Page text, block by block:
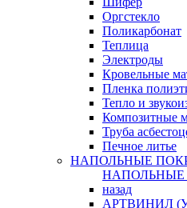
Оргстекло
Поликарбонат
Теплица
Электроды
Кровельные
Пленка
Тепло и
Композитные
Труба
Печное литье
НАПОЛЬНЫЕ
назад
АРТВИНИЛ